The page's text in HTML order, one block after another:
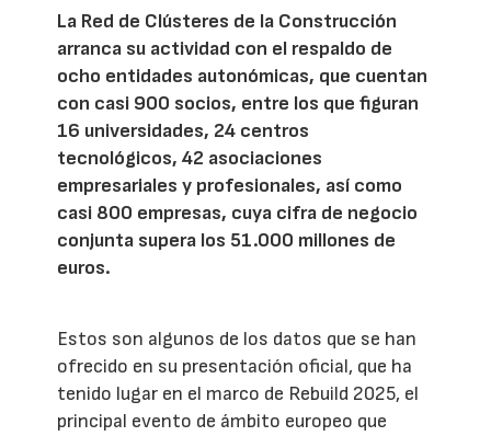
La Red de Clústeres de la Construcción
arranca su actividad con el respaldo de
ocho entidades autonómicas, que cuentan
con casi 900 socios, entre los que figuran
16 universidades, 24 centros
tecnológicos, 42 asociaciones
empresariales y profesionales, así como
casi 800 empresas, cuya cifra de negocio
conjunta supera los 51.000 millones de
euros.
Estos son algunos de los datos que se han
ofrecido en su presentación oficial, que ha
tenido lugar en el marco de Rebuild 2025, el
principal evento de ámbito europeo que